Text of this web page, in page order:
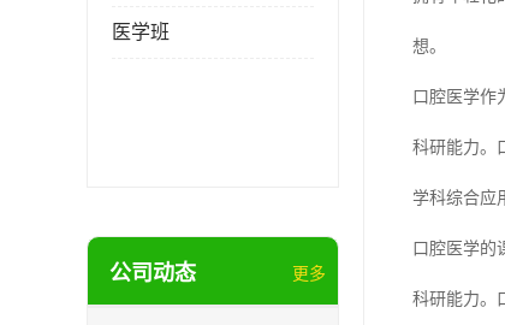
医学班
公司动态 更多
想。
口腔医学作
科研能力。
学科综合应
口腔医学的
科研能力。